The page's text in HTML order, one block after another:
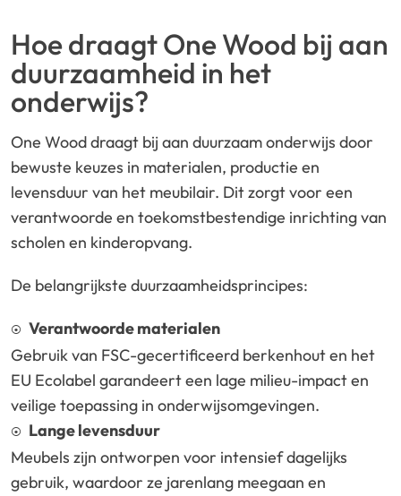
Hoe draagt One Wood bij aan
duurzaamheid in het
onderwijs?
One Wood draagt bij aan duurzaam onderwijs door
bewuste keuzes in materialen, productie en
levensduur van het meubilair. Dit zorgt voor een
verantwoorde en toekomstbestendige inrichting van
scholen en kinderopvang.
De belangrijkste duurzaamheidsprincipes:
Verantwoorde materialen
Gebruik van FSC-gecertificeerd berkenhout en het
EU Ecolabel garandeert een lage milieu-impact en
veilige toepassing in onderwijsomgevingen.
Lange levensduur
Meubels zijn ontworpen voor intensief dagelijks
gebruik, waardoor ze jarenlang meegaan en